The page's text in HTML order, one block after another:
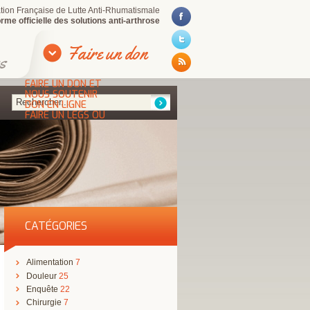
Française de Lutte Anti-Rhumatismale
officielle des solutions anti-arthrose
Faire un don
FAIRE UN DON ET
NOUS SOUTENIR
DON EN LIGNE
FAIRE UN LEGS OU
UNE DONATION
POURQUOI FAIRE UN
DON OU UN LEGS ?
DEVENIR BÉNÉVOLE
CATÉGORIES
Alimentation7
Douleur25
Enquête22
Chirurgie7